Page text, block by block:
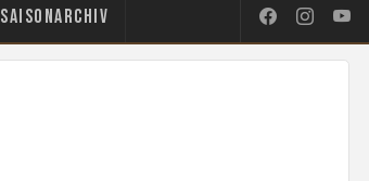
Saisonarchiv